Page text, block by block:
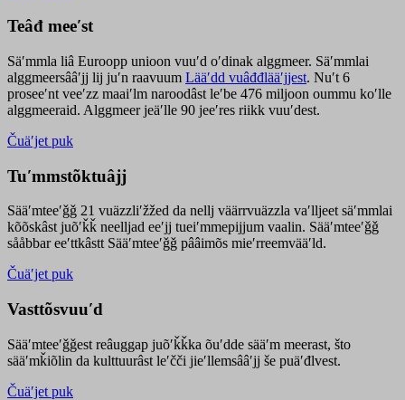
Teâđ meeʹst
Säʹmmla liâ Euroopp unioon vuuʹd oʹdinak alggmeer. Säʹmmlai
alggmeersââʹjj lij juʹn raavuum Lääʹdd vuâđđlääʹjjest. Nuʹt 6
proseeʹnt veeʹzz maaiʹlm naroodâst leʹbe 476 miljoon oummu koʹlle
alggmeeraid. Alggmeer jeäʹlle 90 jeeʹres riikk vuuʹdest.
Čuäʹjet puk
Tuʹmmstõktuâjj
Sääʹmteeʹǧǧ 21 vuäzzliʹžžed da nellj väärrvuäzzla vaʹlljeet säʹmmlai
kõõskâst juõʹǩǩ neelljad eeʹjj tueiʹmmepijjum vaalin. Sääʹmteeʹǧǧ
sååbbar eeʹttkâstt Sääʹmteeʹǧǧ pââimõs mieʹrreemvääʹld.
Čuäʹjet puk
Vasttõsvuuʹd
Sääʹmteeʹǧǧest reâuggap juõʹǩǩka õuʹdde sääʹm meerast, što
sääʹmǩiõlin da kulttuurâst leʹčči jieʹllemsââʹjj še puäʹđlvest.
Čuäʹjet puk